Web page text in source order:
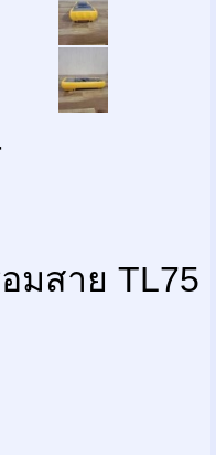
มสาย TL75